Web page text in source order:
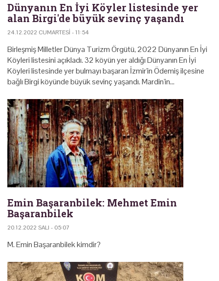
Dünyanın En İyi Köyler listesinde yer
alan Birgi'de büyük sevinç yaşandı
24.12.2022 CUMARTESI - 11:54
Birleşmiş Milletler Dünya Turizm Örgütü, 2022 Dünyanın En İyi
Köyleri listesini açıkladı. 32 köyün yer aldığı Dünyanın En İyi
Köyleri listesinde yer bulmayı başaran İzmir'in Ödemiş ilçesine
bağlı Birgi köyünde büyük sevinç yaşandı. Mardin'in…
Emin Başaranbilek: Mehmet Emin
Başaranbilek
20.12.2022 SALI - 05:07
M. Emin Başaranbilek kimdir?